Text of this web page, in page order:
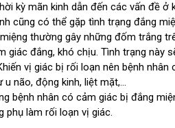
kỳ mãn kinh dẫn đến các vấn đề
cũng có thể gặp tình trạng đắng
thường gây những đốm trắng
giác đắng, khó chịu. Tình trạng này
vị giác bị rối loạn nên bệnh
não, động kinh, liệt mặt,...
bệnh nhân có cảm giác bị đắng
làm rối loạn vị giác.